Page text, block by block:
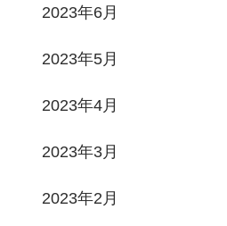
2023年6月
2023年5月
2023年4月
2023年3月
2023年2月